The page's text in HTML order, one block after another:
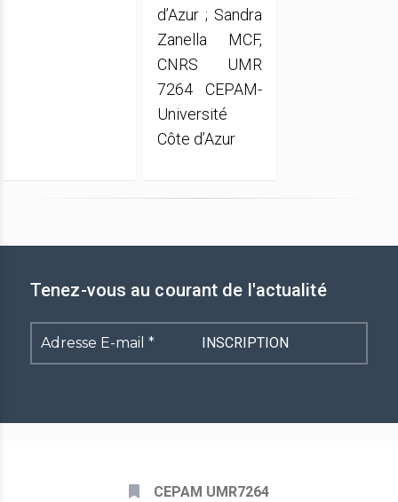
d’Azur ; Sandra
Zanella MCF,
CNRS UMR
7264 CEPAM-
Université
Côte d’Azur
Tenez-vous au courant de l'actualité
Adresse
E-
CEPAM UMR7264